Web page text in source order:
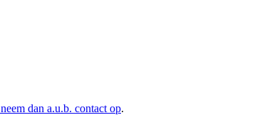
neem dan a.u.b. contact op.